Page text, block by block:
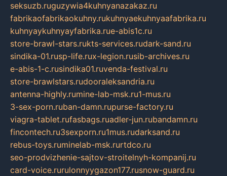
seksuzb.ruguzywia4kuhnyanazakaz.ru
fabrikaofabrikaokuhny.rukuhnyaekuhnyaafabrika.ru
kuhnyaykuhnyayfabrika.rue-abis1c.ru
store-brawl-stars.rukts-services.rudark-sand.ru
sindika-01.rusp-life.rux-legion.rusib-archives.ru
e-abis-1-c.rusindika01.ruvenda-festival.ru
store-brawlstars.rudooraleksandria.ru
antenna-highly.rumine-lab-msk.ru1-mus.ru
3-sex-porn.ruban-damn.rupurse-factory.ru
viagra-tablet.rufasbags.ruadler-jun.rubandamn.ru
fincontech.ru3sexporn.ru1mus.rudarksand.ru
rebus-toys.ruminelab-msk.rurtdco.ru
seo-prodvizhenie-sajtov-stroitelnyh-kompanij.ru
card-voice.rurulonnyygazon177.rusnow-guard.ru